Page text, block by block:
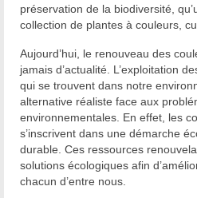
préservation de la biodiversité,
collection de plantes à couleurs,
Aujourd’hui, le renouveau des
jamais d’actualité. L’exploitation
qui se trouvent dans notre
alternative réaliste face aux
environnementales. En effet, les
s’inscrivent dans une démarche
durable. Ces ressources
solutions écologiques afin
chacun d’entre nous.